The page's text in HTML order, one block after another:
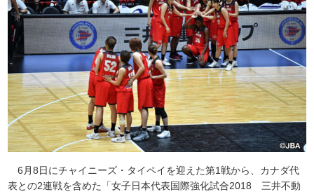
6月8日にチャイニーズ・タイペイを迎えた第1戦から、カナダ代
表との2連戦を含めた「女子日本代表国際強化試合2018 三井不動